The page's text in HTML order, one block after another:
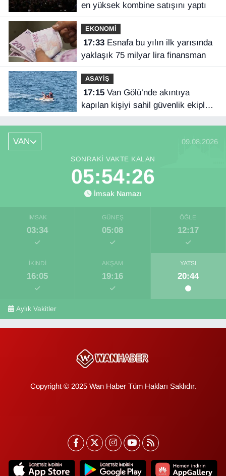
en yüksek kombine satışını yaptı
EKONOMİ
17:33Esnafa bu yılın ilk yarısında
yaklaşık 75 milyar lira finansman
ASAYİŞ
17:15Van Gölü’nde akıntıya
kapılan kişiyi sahil güvenlik ekipleri
kurtardı
VAN 09.08.2026
SONRAKI VAKTE KALAN
05:54:26
İmsak Namazı
İMSAK
03:34
GÜNEŞ
05:08
ÖĞLE
12:17
İKINDI
16:05
AKŞAM
19:16
YATSI
20:44
Aylık Vakitler
Copyright © 2025 Wan Haber Tüm Hakları Saklıdır.